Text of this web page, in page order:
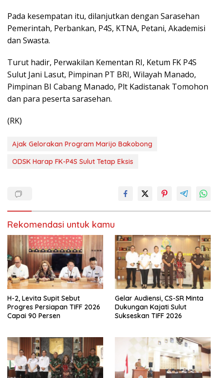
Pada kesempatan itu, dilanjutkan dengan Sarasehan
Pemerintah, Perbankan, P4S, KTNA, Petani, Akademisi
dan Swasta.
Turut hadir, Perwakilan Kementan RI, Ketum FK P4S
Sulut Jani Lasut, Pimpinan PT BRI, Wilayah Manado,
Pimpinan BI Cabang Manado, Plt Kadistanak Tomohon
dan para peserta sarasehan.
(RK)
Ajak Gelorakan Program Marijo Bakobong
ODSK Harap FK-P4S Sulut Tetap Eksis
Rekomendasi untuk kamu
H-2, Levita Supit Sebut
Progres Persiapan TIFF 2026
Capai 90 Persen
Gelar Audiensi, CS-SR Minta
Dukungan Kajati Sulut
Sukseskan TIFF 2026